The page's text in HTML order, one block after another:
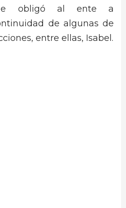
obligó al ente a
de algunas de
entre ellas, Isabel.